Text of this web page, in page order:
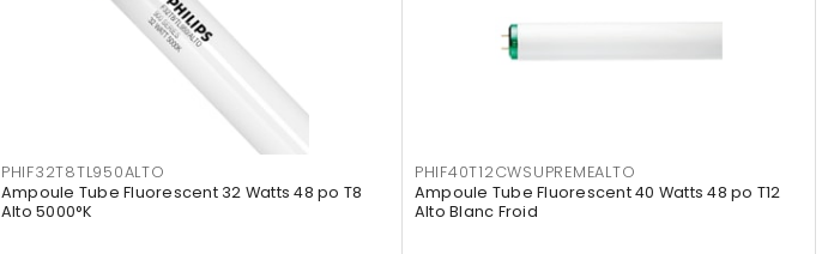
PHIF32T8TL950ALTO
Ampoule Tube Fluorescent 32 Watts 48 po T8
Alto 5000°K
PHIF40T12CWSUPREMEALTO
Ampoule Tube Fluorescent 40 Watts 48 po T12
Alto Blanc Froid